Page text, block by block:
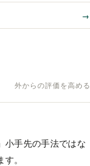
外からの評価を高める
小手先の手法ではな
。